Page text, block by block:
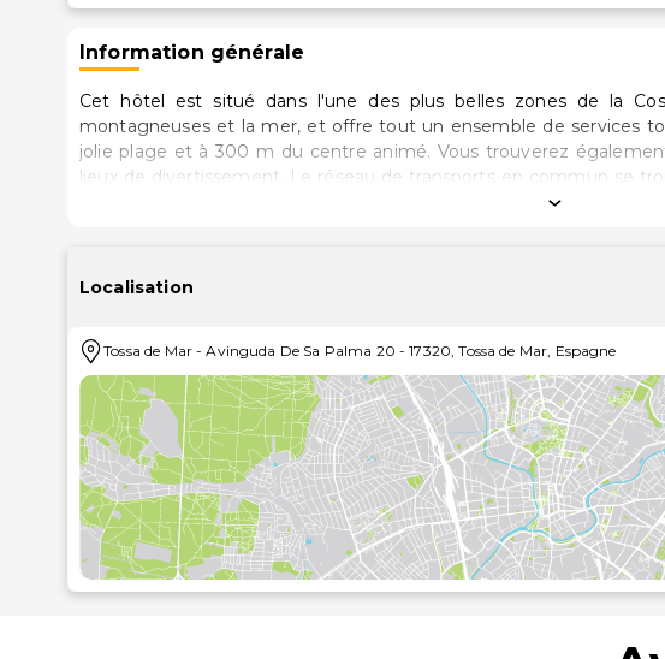
Information générale
Cet hôtel est situé dans l'une des plus belles zones de la
montagneuses et la mer, et offre tout un ensemble de services
jolie plage et à 300 m du centre animé. Vous trouverez
lieux de divertissement. Le réseau de transports en commun se
les familles, cet hôtel est idéal pour passer des vacances sur la Costa
Localisation
Tossa de Mar-Avinguda De Sa Palma 20 -17320,Tossa de Mar, Espagne